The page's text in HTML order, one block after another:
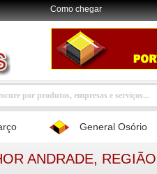
Como chegar
General Osório
ANDRADE,